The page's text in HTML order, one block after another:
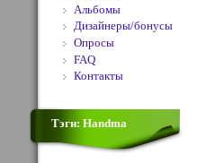
Альбомы
Дизайнеры/бонусы
Опросы
FAQ
Контакты
Тэги: Handma